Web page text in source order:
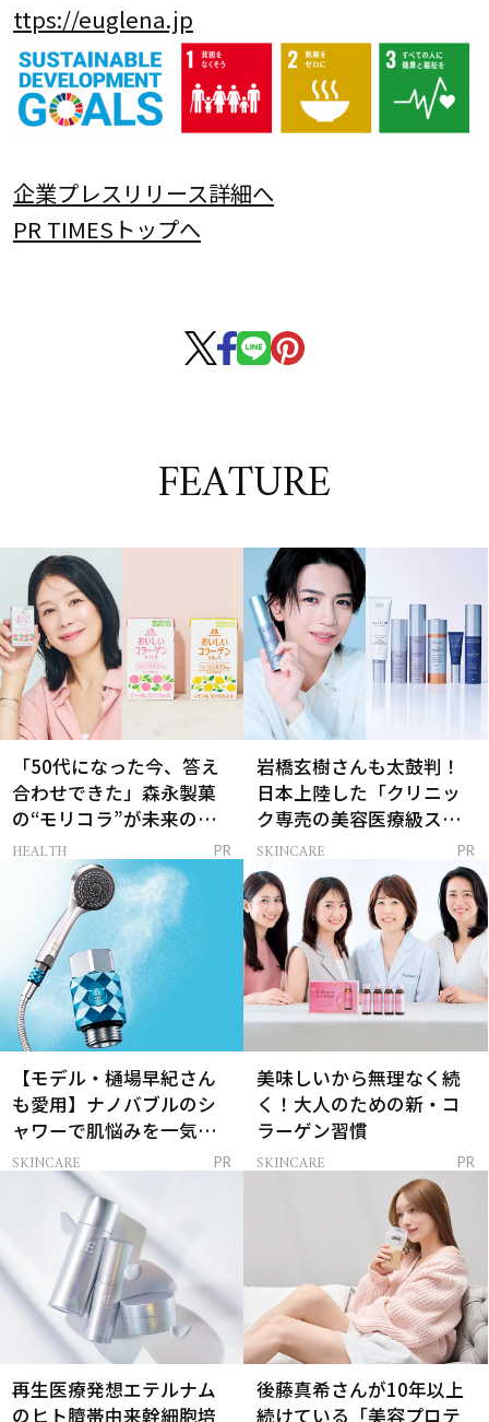
ttps://euglena.jp
企業プレスリリース詳細へ
PR TIMESトップへ
FEATURE
「50代になった今、答え
合わせできた」森永製菓
の“モリコラ”が未来のキ
レイを連れてくる！
HEALTH PR
岩橋玄樹さんも太鼓判！
日本上陸した「クリニッ
ク専売の美容医療級スキ
ンケア」
SKINCARE PR
【モデル・樋場早紀さん
も愛用】ナノバブルのシ
ャワーで肌悩みを一気に
解決
SKINCARE PR
美味しいから無理なく続
く！大人のための新・コ
ラーゲン習慣
SKINCARE PR
再生医療発想エテルナム
のヒト臍帯由来幹細胞培
後藤真希さんが10年以上
続けている「美容プロテ